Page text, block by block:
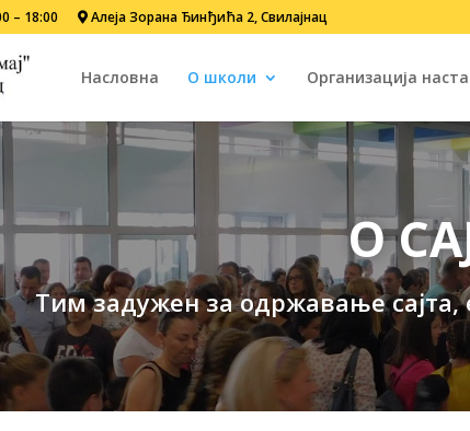
– 18:00 Aлеја Зорана Ђинђића 2, Свилајнац
Насловна О школи Организација
O
Тим задужен за одржавање